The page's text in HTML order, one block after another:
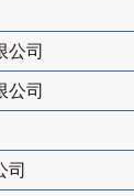
公司
公司
司